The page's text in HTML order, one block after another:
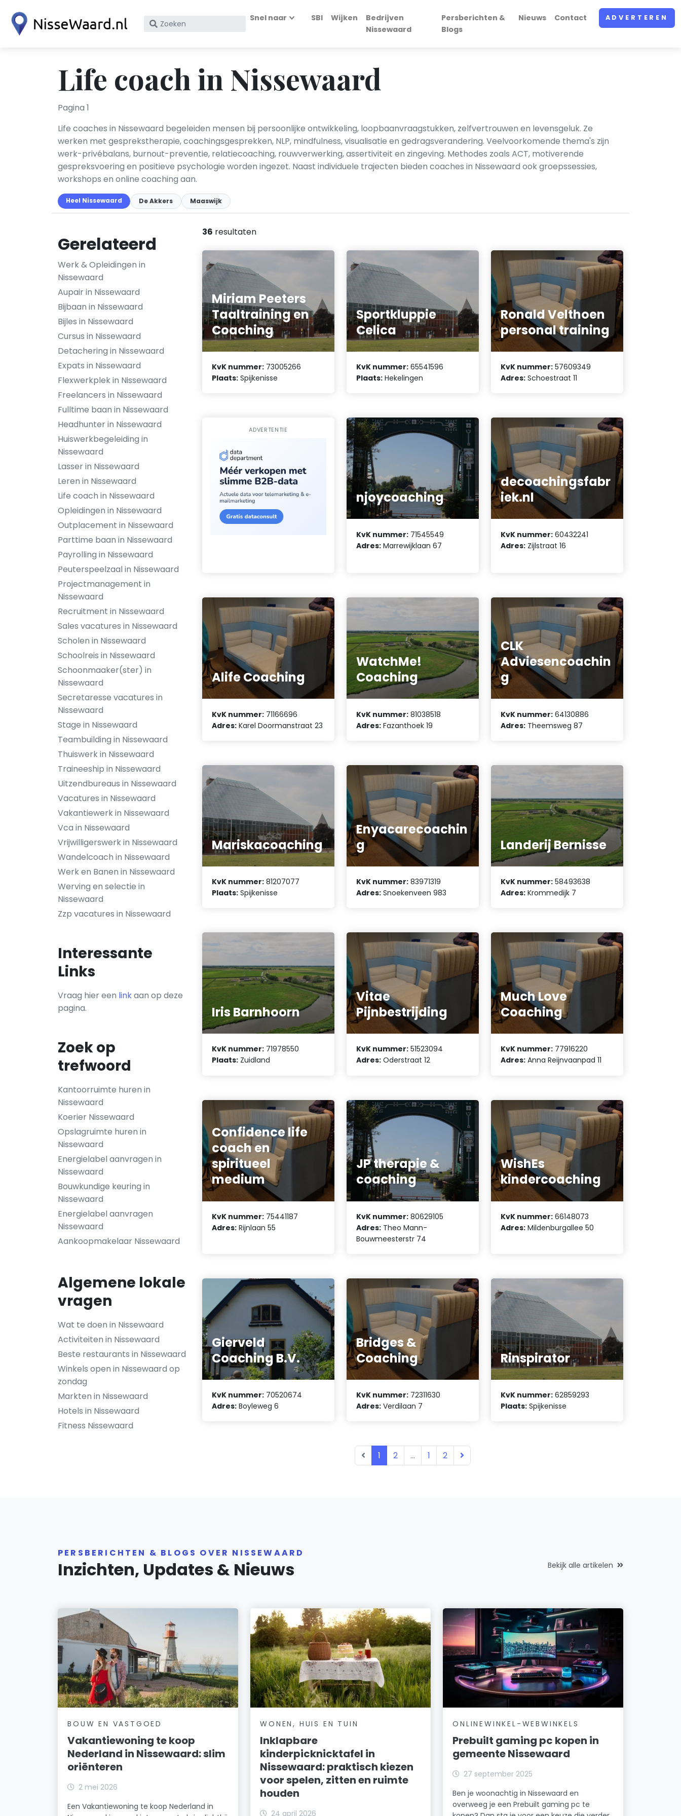
Zoek
KvK
nummer
Snel naar SBI Wijken
Bedrijven
Nissewaard
Persberichten &
Blogs
Nieuws Contact ADVERTEREN
Life coach in Nissewaard
Pagina 1
Life coaches in Nissewaard begeleiden mensen bij persoonlijke ontwikkeling, loopbaanvraagstukken, zelfvertrouwen en levensgeluk. Ze
werken met gesprekstherapie, coachingsgesprekken, NLP, mindfulness, visualisatie en gedragsverandering. Veelvoorkomende thema's zijn
werk-privébalans, burnout-preventie, relatiecoaching, rouwverwerking, assertiviteit en zingeving. Methodes zoals ACT, motiverende
gespreksvoering en positieve psychologie worden ingezet. Naast individuele trajecten bieden coaches in Nissewaard ook groepssessies,
workshops en online coaching aan.
Heel Nissewaard De Akkers Maaswijk
Gerelateerd
Werk & Opleidingen in
Nissewaard
Aupair in Nissewaard
Bijbaan in Nissewaard
Bijles in Nissewaard
Cursus in Nissewaard
Detachering in Nissewaard
Expats in Nissewaard
Flexwerkplek in Nissewaard
Freelancers in Nissewaard
Fulltime baan in Nissewaard
Headhunter in Nissewaard
Huiswerkbegeleiding in
Nissewaard
Lasser in Nissewaard
Leren in Nissewaard
Life coach in Nissewaard
Opleidingen in Nissewaard
Outplacement in Nissewaard
Parttime baan in Nissewaard
Payrolling in Nissewaard
Peuterspeelzaal in Nissewaard
Projectmanagement in
Nissewaard
Recruitment in Nissewaard
Sales vacatures in Nissewaard
Scholen in Nissewaard
Schoolreis in Nissewaard
Schoonmaaker(ster) in
Nissewaard
Secretaresse vacatures in
Nissewaard
Stage in Nissewaard
Teambuilding in Nissewaard
Thuiswerk in Nissewaard
Traineeship in Nissewaard
Uitzendbureaus in Nissewaard
Vacatures in Nissewaard
Vakantiewerk in Nissewaard
Vca in Nissewaard
Vrijwilligerswerk in Nissewaard
Wandelcoach in Nissewaard
Werk en Banen in Nissewaard
Werving en selectie in
Nissewaard
Zzp vacatures in Nissewaard
Interessante
Links
Vraag hier een linkaan op deze
pagina.
Zoek op
trefwoord
Kantoorruimte huren in
Nissewaard
Koerier Nissewaard
Opslagruimte huren in
Nissewaard
Energielabel aanvragen in
Nissewaard
Bouwkundige keuring in
Nissewaard
Energielabel aanvragen
Nissewaard
Aankoopmakelaar Nissewaard
Algemene lokale
vragen
Wat te doen in Nissewaard
Activiteiten in Nissewaard
Beste restaurants in Nissewaard
Winkels open in Nissewaard op
zondag
Markten in Nissewaard
Hotels in Nissewaard
Fitness Nissewaard
36 resultaten
Miriam Peeters
Taaltraining en
Coaching
KvK nummer: 73005266
Plaats: Spijkenisse
Sportkluppie
Celica
KvK nummer: 65541596
Plaats: Hekelingen
Ronald Velthoen
personal training
KvK nummer: 57609349
Adres: Schoestraat 11
ADVERTENTIE
njoycoaching
KvK nummer: 71545549
Adres: Marrewijklaan 67
decoachingsfabr
iek.nl
KvK nummer: 60432241
Adres: Zijlstraat 16
Alife Coaching
KvK nummer: 71166696
Adres: Karel Doormanstraat 23
WatchMe!
Coaching
KvK nummer: 81038518
Adres: Fazanthoek 19
CLK
Adviesencoachin
g
KvK nummer: 64130886
Adres: Theemsweg 87
Mariskacoaching
KvK nummer: 81207077
Plaats: Spijkenisse
Enyacarecoachin
g
KvK nummer: 83971319
Adres: Snoekenveen 983
Landerij Bernisse
KvK nummer: 58493638
Adres: Krommedijk 7
Iris Barnhoorn
KvK nummer: 71978550
Plaats: Zuidland
Vitae
Pijnbestrijding
KvK nummer: 51523094
Adres: Oderstraat 12
Much Love
Coaching
KvK nummer: 77916220
Adres: Anna Reijnvaanpad 11
Confidence life
coach en
spiritueel
medium
KvK nummer: 75441187
Adres: Rijnlaan 55
JP therapie &
coaching
KvK nummer: 80629105
Adres: Theo Mann-
Bouwmeesterstr 74
WishEs
kindercoaching
KvK nummer: 66148073
Adres: Mildenburgallee 50
Gierveld
Coaching B.V.
KvK nummer: 70520674
Adres: Boyleweg 6
Bridges &
Coaching
KvK nummer: 72311630
Adres: Verdilaan 7
Rinspirator
KvK nummer: 62859293
Plaats: Spijkenisse
1 2 ... 1 2
PERSBERICHTEN & BLOGS OVER NISSEWAARD
Inzichten, Updates & Nieuws Bekijk alle artikelen
BOUW EN VASTGOED
Vakantiewoning te koop
Nederland in Nissewaard: slim
oriënteren
2 mei 2026
Een Vakantiewoning te koop Nederland in
WONEN, HUIS EN TUIN
Inklapbare
kinderpicknicktafel in
Nissewaard: praktisch kiezen
voor spelen, zitten en ruimte
houden
24 april 2026
ONLINEWINKEL-WEBWINKELS
Prebuilt gaming pc kopen in
gemeente Nissewaard
27 september 2025
Ben je woonachtig in Nissewaard en
overweeg je een Prebuilt gaming pc te